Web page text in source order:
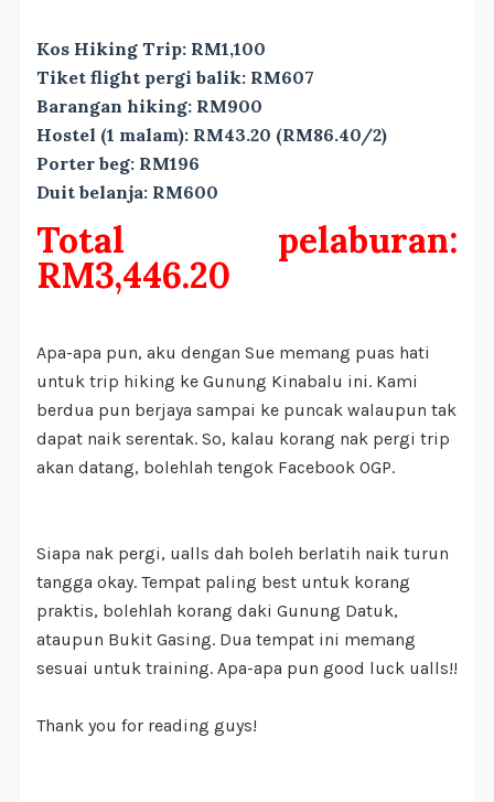
Kos Hiking Trip: RM1,100
Tiket flight pergi balik: RM607
Barangan hiking: RM900
Hostel (1 malam): RM43.20 (RM86.40/2)
Porter beg: RM196
Duit belanja: RM600
Total pelaburan:
RM3,446.20
Apa-apa pun, aku dengan Sue memang puas hati
untuk trip hiking ke Gunung Kinabalu ini. Kami
berdua pun berjaya sampai ke puncak walaupun tak
dapat naik serentak. So, kalau korang nak pergi trip
akan datang, bolehlah tengok Facebook OGP.
Siapa nak pergi, ualls dah boleh berlatih naik turun
tangga okay. Tempat paling best untuk korang
praktis, bolehlah korang daki Gunung Datuk,
ataupun Bukit Gasing. Dua tempat ini memang
sesuai untuk training. Apa-apa pun good luck ualls!!
Thank you for reading guys!